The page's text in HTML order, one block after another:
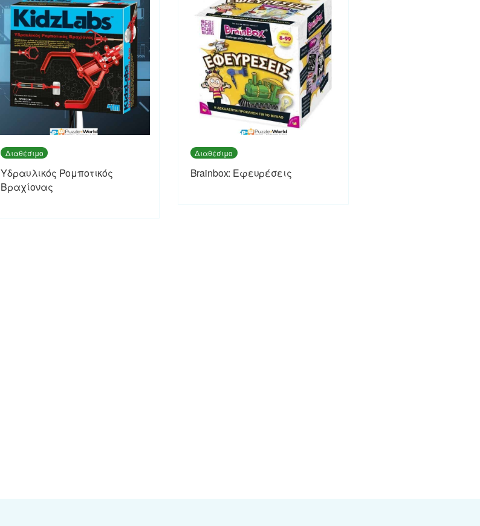
Διαθέσιμο
Υδραυλικός Ρομποτικός
Βραχίονας
Διαθέσιμο
Brainbox: Εφευρέσεις